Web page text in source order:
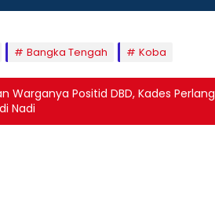
Bangka Tengah Koba
Warganya Positid DBD, Kades Perlang
Nadi